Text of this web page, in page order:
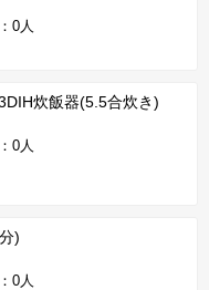
0人
炊飯器(5.5合炊き)
0人
)
0人